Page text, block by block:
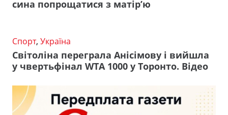
сина попрощатися з матір’ю
Спорт, Україна
Світоліна переграла Анісімову і вийшла
у чвертьфінал WTA 1000 у Торонто. Відео